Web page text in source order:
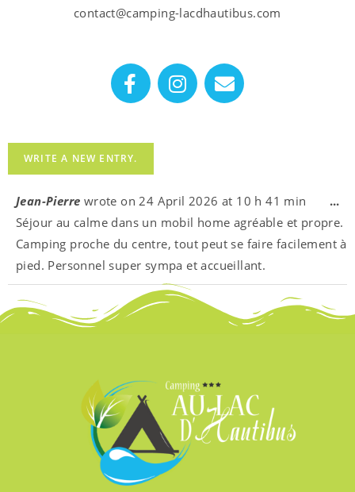
contact@camping-lacdhautibus.com
Jean-Pierre wrote on 24 April 2026 at 10 h 41 min
Séjour au calme dans un mobil home agréable et propre.
Camping proche du centre, tout peut se faire facilement à
pied. Personnel super sympa et accueillant.
...